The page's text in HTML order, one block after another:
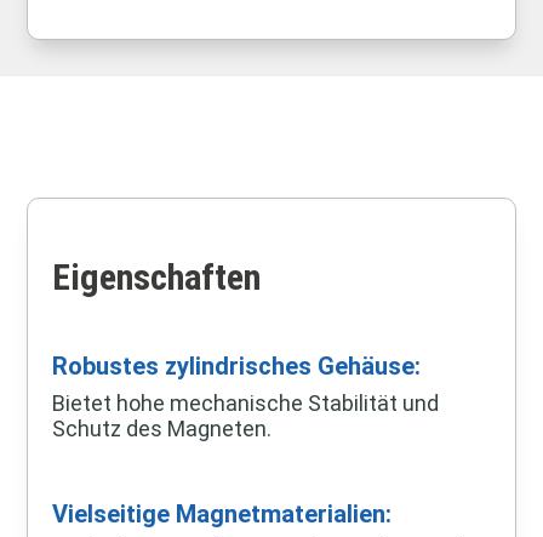
Eigenschaften
Robustes zylindrisches Gehäuse:
Bietet hohe mechanische Stabilität und
Schutz des Magneten.
Vielseitige Magnetmaterialien: